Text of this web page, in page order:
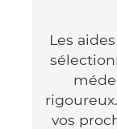
Les
vos